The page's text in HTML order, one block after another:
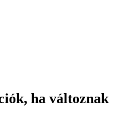
ha változnak